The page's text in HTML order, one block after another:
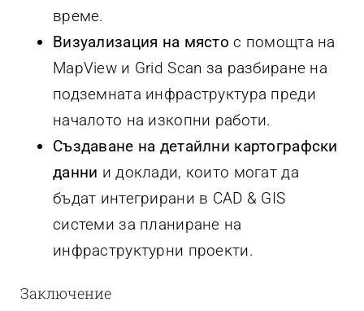
време.
Визуализация на място с помощта на
MapView и Grid Scan за разбиране на
подземната инфраструктура преди
началото на изкопни работи.
Създаване на детайлни картографски
данни и доклади, които могат да
бъдат интегрирани в CAD & GIS
системи за планиране на
инфраструктурни проекти.
Заключение